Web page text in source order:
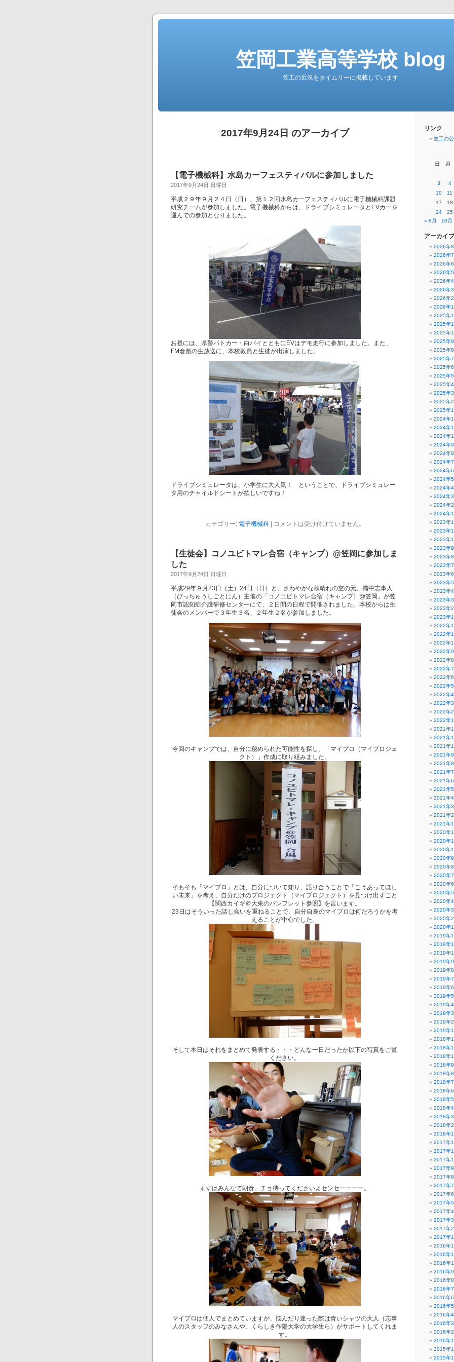
笠岡工業高等学校 blog
笠工の近況をタイムリーに掲載しています
2017年9月24日 のアーカイブ
【電子機械科】水島カーフェスティバルに参加しました
2017年9月24日 日曜日
平成２９年９月２４日（日）、第１２回水島カーフェスティバルに電子機械科課題
研究チームが参加しました。電子機械科からは、ドライブシミュレータとEVカーを
運んでの参加となりました。
お昼には、県警パトカー・白バイとともにEVはデモ走行に参加しました。また、
FM倉敷の生放送に、本校教員と生徒が出演しました。
ドライブシミュレータは、小学生に大人気！ ということで、ドライブシミュレー
タ用のチャイルドシートが欲しいですね！
カテゴリー: 電子機械科| コメントは受け付けていません。
【生徒会】コノユビトマレ合宿（キャンプ）@笠岡に参加しま
した
2017年9月24日 日曜日
平成29年９月23日（土）24日（日）と、さわやかな秋晴れの空の元、備中志事人
（びっちゅうしごとにん）主催の「コノユビトマレ合宿（キャンプ）@笠岡」が笠
岡市認知症介護研修センターにて、２日間の日程で開催されました。本校からは生
徒会のメンバーで３年生３名、２年生２名が参加しました。
今回のキャンプでは、自分に秘められた可能性を探し、「マイプロ（マイプロジェ
クト）」作成に取り組みました。
そもそも「マイプロ」とは、自分について知り、語り合うことで「こうあってほし
い未来」を考え、自分だけのプロジェクト（マイプロジェクト）を見つけ出すこと
【関西カイギ＠大東のパンフレット参照】を言います。
23日はそういった話し合いを重ねることで、自分自身のマイプロは何だろうかを考
えることが中心でした。
そして本日はそれをまとめて発表する・・・どんな一日だったか以下の写真をご覧
ください。
まずはみんなで朝食。チョ待ってくださいよセンセーーーー。
マイプロは個人でまとめていますが、悩んだり迷った際は青いシャツの大人（志事
人のスタッフのみなさんや、くらしき作陽大学の大学生ら）がサポートしてくれま
す。
リンク
笠工の
日 月
3
4
10
11
17
18
24
25
« 8月
10月
アーカイブ
2026年8
2026年7
2026年6
2026年5
2026年4
2026年3
2026年2
2026年1
2025年
2025年
2025年
2025年9
2025年8
2025年7
2025年6
2025年5
2025年4
2025年3
2025年2
2025年1
2024年
2024年
2024年
2024年9
2024年8
2024年7
2024年6
2024年5
2024年4
2024年3
2024年2
2024年1
2023年
2023年
2023年
2023年9
2023年8
2023年7
2023年6
2023年5
2023年4
2023年3
2023年2
2023年1
2022年
2022年
2022年
2022年9
2022年8
2022年7
2022年6
2022年5
2022年4
2022年3
2022年2
2022年1
2021年
2021年
2021年
2021年9
2021年8
2021年7
2021年6
2021年5
2021年4
2021年3
2021年2
2021年1
2020年
2020年
2020年
2020年9
2020年8
2020年7
2020年6
2020年5
2020年4
2020年3
2020年2
2020年1
2019年
2019年
2019年
2019年9
2019年8
2019年7
2019年6
2019年5
2019年4
2019年3
2019年2
2019年1
2018年
2018年
2018年
2018年9
2018年8
2018年7
2018年6
2018年5
2018年4
2018年3
2018年2
2018年1
2017年
2017年
2017年
2017年9
2017年8
2017年7
2017年6
2017年5
2017年4
2017年3
2017年2
2017年1
2016年
2016年
2016年
2016年9
2016年8
2016年7
2016年6
2016年5
2016年4
2016年3
2016年2
2016年1
2015年
2015年